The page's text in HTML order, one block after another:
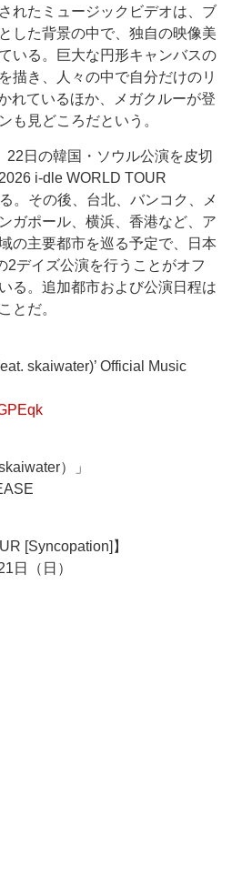
れたミュージックビデオは、ブ
した背景の中で、独自の映像美
いる。巨大な円形キャンバスの
描き、人々の中で自分だけのリ
れているほか、メガクルーが登
も見どころだという。
日の韓国・ソウル公演を皮切
i-dle WORLD TOUR
。その後、台北、バンコク、メ
ガポール、横浜、香港など、ア
の主要都市を巡る予定で、日本
2デイズ公演を行うことがオフ
る。追加都市および公演日程は
とだ。
skaiwater)’ Official Music
）」
[Syncopation]】
日（日）